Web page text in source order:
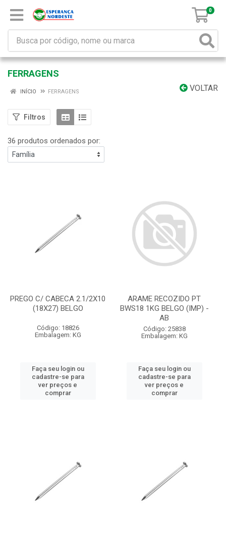
0
FERRAGENS
VOLTAR
INÍCIO FERRAGENS
Filtros
36 produtos ordenados por:
PREGO C/ CABECA 2.1/2X10
(18X27) BELGO
Código: 18826
Embalagem: KG
Faça seu login ou
cadastre-se para
ver preços e
comprar
ARAME RECOZIDO PT
BWS18 1KG BELGO (IMP) -
AB
Código: 25838
Embalagem: KG
Faça seu login ou
cadastre-se para
ver preços e
comprar